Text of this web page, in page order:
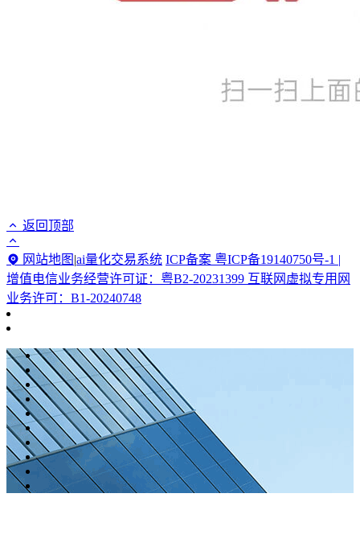
返回顶部
网站地图 |ai量化交易系统 ICP备案 粤ICP备19140750号-1 |
增值电信业务经营许可证：粤B2-20231399 互联网虚拟专用网
业务许可：B1-20240748